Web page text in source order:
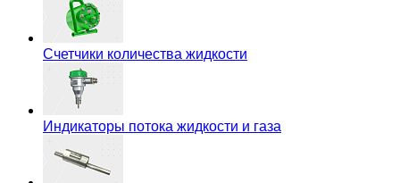
Счетчики количества жидкости
Индикаторы потока жидкости и газа